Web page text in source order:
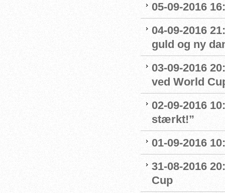
05-09-2016
04-09-2016
guld og ny
03-09-2016
ved World
02-09-2016
stærkt!”
01-09-2016
31-08-2016
Cup